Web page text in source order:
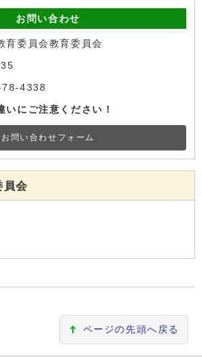
お問い合わせ
育委員会教育委員会
78-4338
いにご注意ください！
お問い合わせフォーム
員会
ページの先頭へ戻る